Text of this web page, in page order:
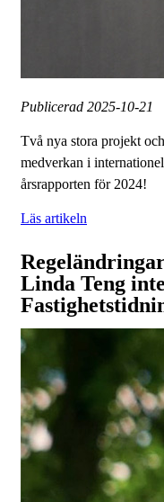
Publicerad 2025-10-21
Två nya stora projekt
medverkan i
årsrapporten för 2024!
Läs artikeln
Linda Teng